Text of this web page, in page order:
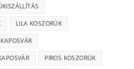
LILA KOSZORÚK
PIROS KOSZORÚK